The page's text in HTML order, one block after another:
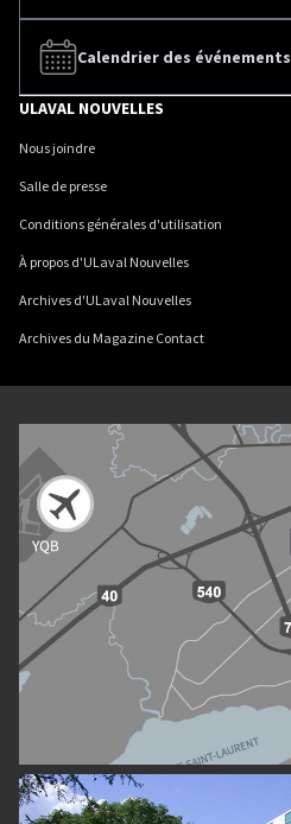
Calendrier des événements
ULAVAL NOUVELLES
Nous joindre
Salle de presse
Conditions générales d'utilisation
À propos d'ULaval Nouvelles
Archives d'ULaval Nouvelles
Archives du Magazine Contact